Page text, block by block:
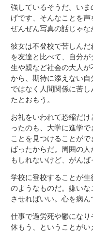
強しているそうだ。い
げです、そんなことを声
ぜんぜん写真の話じゃな
彼女は不登校で苦しん
を友達と比べて、自分
生や親など社会の大人
から、期待に添えない
ではなく人間関係に苦
たとおもう。
お礼をいわれて恐縮だ
ったのも、大学に進学
ことを見つけることが
ばったからだ。周囲の
もしれないけど、がんば
学校に登校することが
のようなものだ。嫌い
させればいい。心を病ん
仕事で過労死や鬱にな
休もう、ということが